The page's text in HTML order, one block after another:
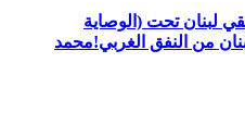
لبنان تحت (الوصاية
من النفق الغربي!محمد